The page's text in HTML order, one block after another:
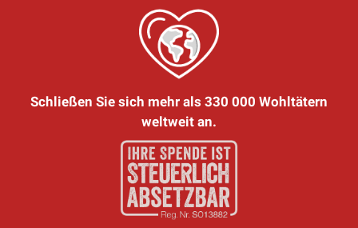
Schließen Sie sich mehr als 330 000 Wohltätern
weltweit an.